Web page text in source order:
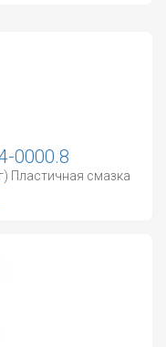
0000.8
Пластичная смазка